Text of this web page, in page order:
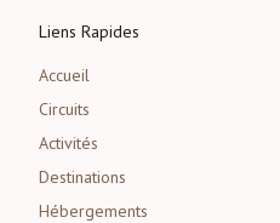
Liens Rapides
Accueil
Circuits
Activités
Destinations
Hébergements